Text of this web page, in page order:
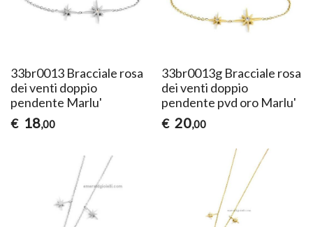
33br0013 Bracciale rosa
dei venti doppio
pendente Marlu'
€ 18,00
33br0013g Bracciale rosa
dei venti doppio
pendente pvd oro Marlu'
€ 20,00